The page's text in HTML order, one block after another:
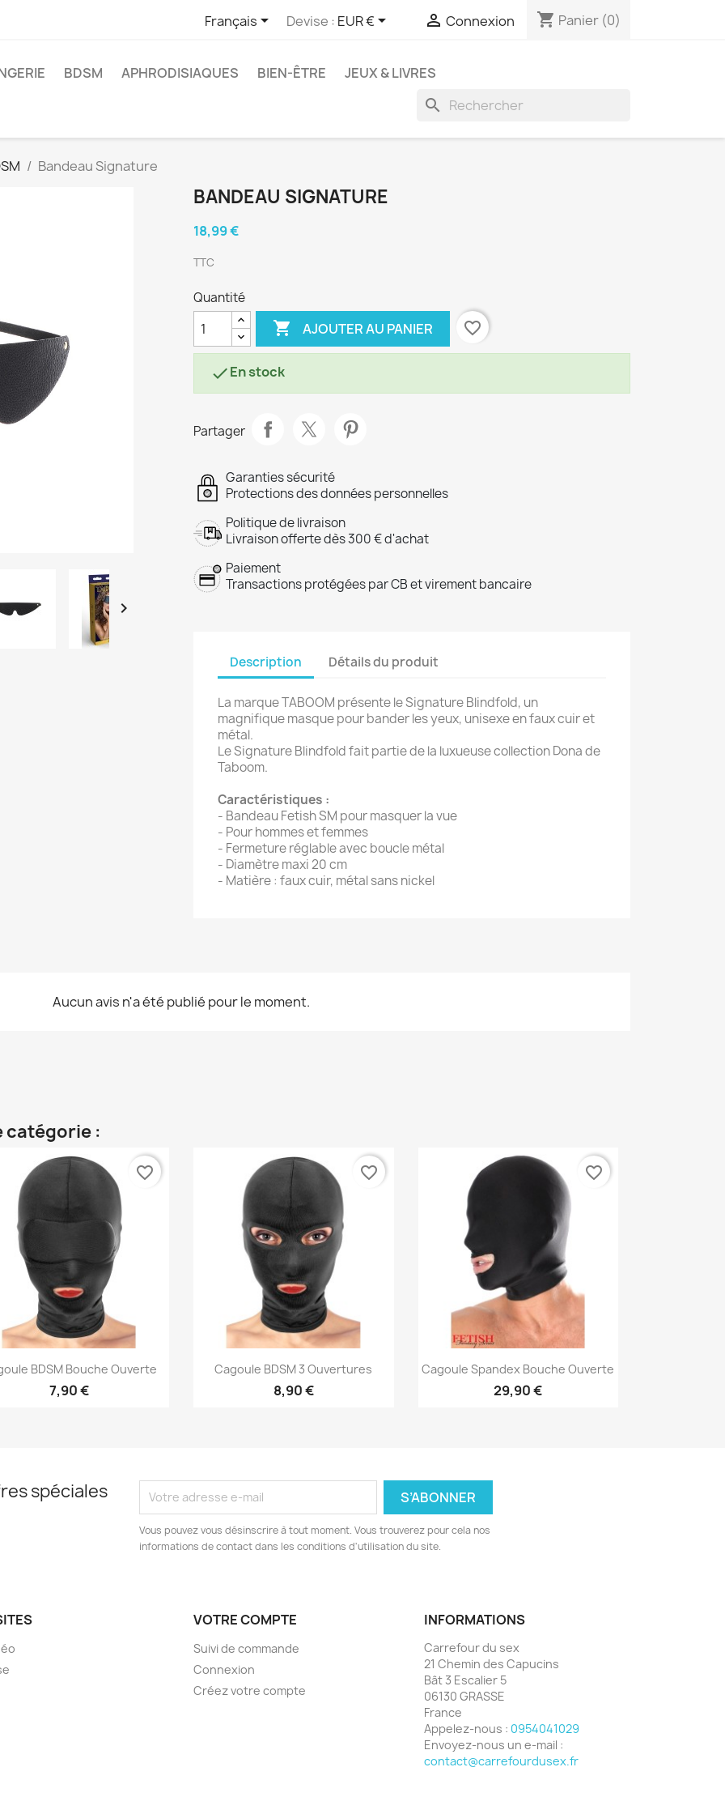
Français Devise : EUR €  Connexion shopping_cart Panier (0)
BDSM APHRODISIAQUES BIEN-ÊTRE JEUX & LIVRES
search
Bandeau Signature

BANDEAU SIGNATURE
18,99 €
TTC
Quantité
 AJOUTER AU PANIER favorite_border
En stock
Partager
Garanties sécurité
Protections des données personnelles
Politique de livraison
Livraison offerte dès 300 € d'achat
Paiement
Transactions protégées par CB et virement bancaire
Description Détails du produit
La marque TABOOM présente le Signature Blindfold, un
magnifique masque pour bander les yeux, unisexe en faux cuir et
métal.
Le Signature Blindfold fait partie de la luxueuse collection Dona de
Taboom.
Caractéristiques :
- Bandeau Fetish SM pour masquer la vue
- Pour hommes et femmes
- Fermeture réglable avec boucle métal
- Diamètre maxi 20 cm
- Matière : faux cuir, métal sans nickel
Aucun avis n'a été publié pour le moment.
catégorie :
Aperçu rapide
BDSM Bouche Ouverte
7,90 €
favorite_border
Aperçu rapide
Cagoule BDSM 3 Ouvertures
8,90 €
favorite_border
Aperçu rapide
Cagoule Spandex Bouche Ouverte
29,90 €
favorite_border
spéciales
Vous pouvez vous désinscrire à tout moment. Vous trouverez pour cela nos
informations de contact dans les conditions d'utilisation du site.
VOTRE COMPTE
Suivi de commande
Connexion
Créez votre compte
INFORMATIONS
Carrefour du sex
21 Chemin des Capucins
Bât 3 Escalier 5
06130 GRASSE
France
Appelez-nous : 0954041029
Envoyez-nous un e-mail :
contact@carrefourdusex.fr